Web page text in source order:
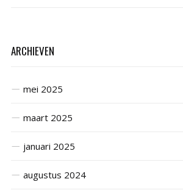
ARCHIEVEN
mei 2025
maart 2025
januari 2025
augustus 2024